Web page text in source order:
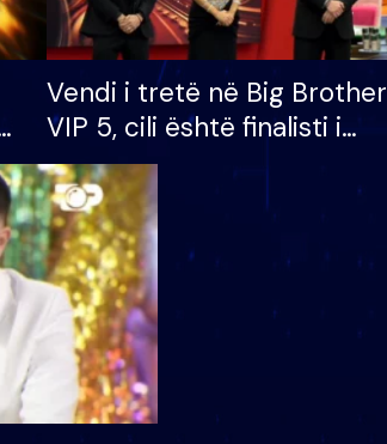
Vendi i tretë në Big Brother
VIP 5, cili është finalisti i
radhës që lë shtëpinë